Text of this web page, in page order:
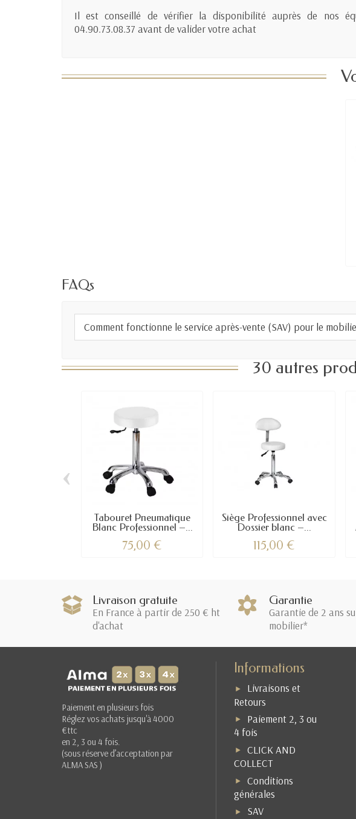
Il est conseillé de vérifier la disponibilité auprès de nos
04.90.73.08.37 avant de valider votre achat
FAQs
Comment fonctionne le service après-vente (SAV) pour le
30 autres
Tabouret Pneumatique
Blanc Professionnel –...
75,00 €
Siège Professionnel avec
Dossier blanc –...
115,00 €
‹
Livraison gratuite
En France à partir de 250 € ht
d'achat
Garantie
Garantie de 2 ans
mobilier*
Paiement en plusieurs fois
Réglez vos achats jusqu'à 4000
€ttc
en 2, 3 ou 4 fois.
(sous réserve d’acceptation par
ALMA SAS )
Informations
Livraisons et
Retours
Paiement 2, 3 ou
4 fois
CLICK AND
COLLECT
Conditions
générales
SAV